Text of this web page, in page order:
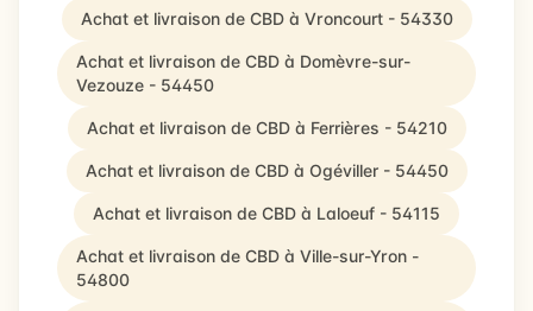
Achat et livraison de CBD à Vroncourt - 54330
Achat et livraison de CBD à Domèvre-sur-
Vezouze - 54450
Achat et livraison de CBD à Ferrières - 54210
Achat et livraison de CBD à Ogéviller - 54450
Achat et livraison de CBD à Laloeuf - 54115
Achat et livraison de CBD à Ville-sur-Yron -
54800